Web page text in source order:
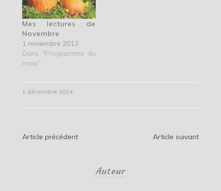
Mes lectures de
Novembre
1 novembre 2013
Dans "Programme du
mois"
1 décembre 2024
Navigation
Article précédent Article suivant
Auteur